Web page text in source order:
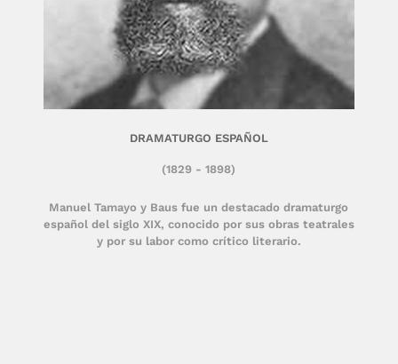
Manuel Tamayo y Baus fue un destacado dramaturgo
español del siglo XIX, conocido por sus obras teatrales
y por su labor como crítico literario.
(1829 - 1898)
DRAMATURGO ESPAÑOL